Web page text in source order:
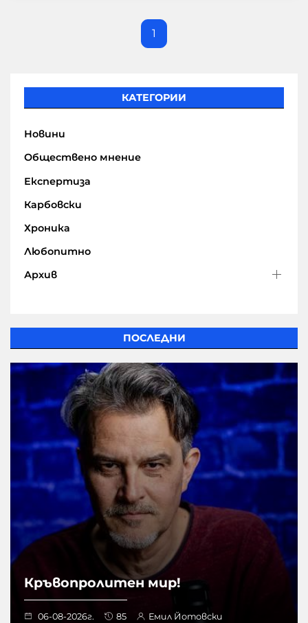
1
КАТЕГОРИИ
Новини
Обществено мнение
Експертиза
Карбовски
Хроника
Любопитно
Архив
ПОСЛЕДНИ
Кръвопролитен мир!
06-08-2026г. 85 Емил Йотовски